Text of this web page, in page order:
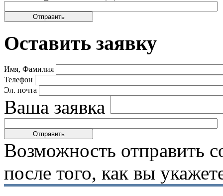
Оставить заявку
Имя, Фамилия
Телефон
Эл. почта
Ваша заявка
Возможность отправить
после того, как вы